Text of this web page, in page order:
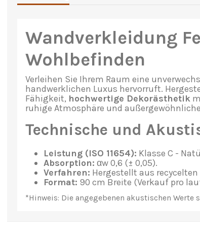
Wandverkleidung
Wohlbefinden
Verleihen Sie Ihrem Raum eine
handwerklichen Luxus hervorruft.
Fähigkeit, hochwertige Dekorästhetik
ruhige Atmosphäre und
Technische und
Leistung (ISO 11654): Klasse C -
Absorption: αw 0,6 (± 0,05).
Verfahren: Hergestellt aus
Format: 90 cm Breite (Verkauf pro
*Hinweis: Die angegebenen akustischen